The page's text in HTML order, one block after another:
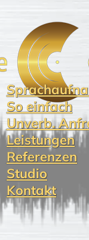
So einfach
Unverb.
Leistungen
Referenzen
Studio
Kontakt